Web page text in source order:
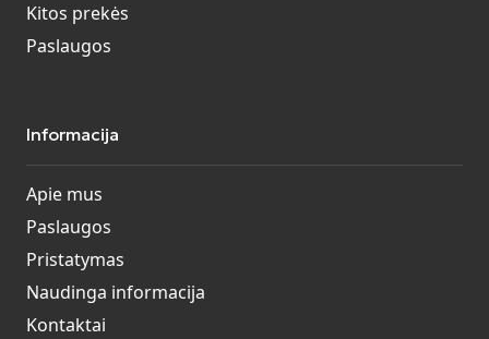
Kitos prekės
Paslaugos
Informacija
Apie mus
Paslaugos
Pristatymas
Naudinga informacija
Kontaktai